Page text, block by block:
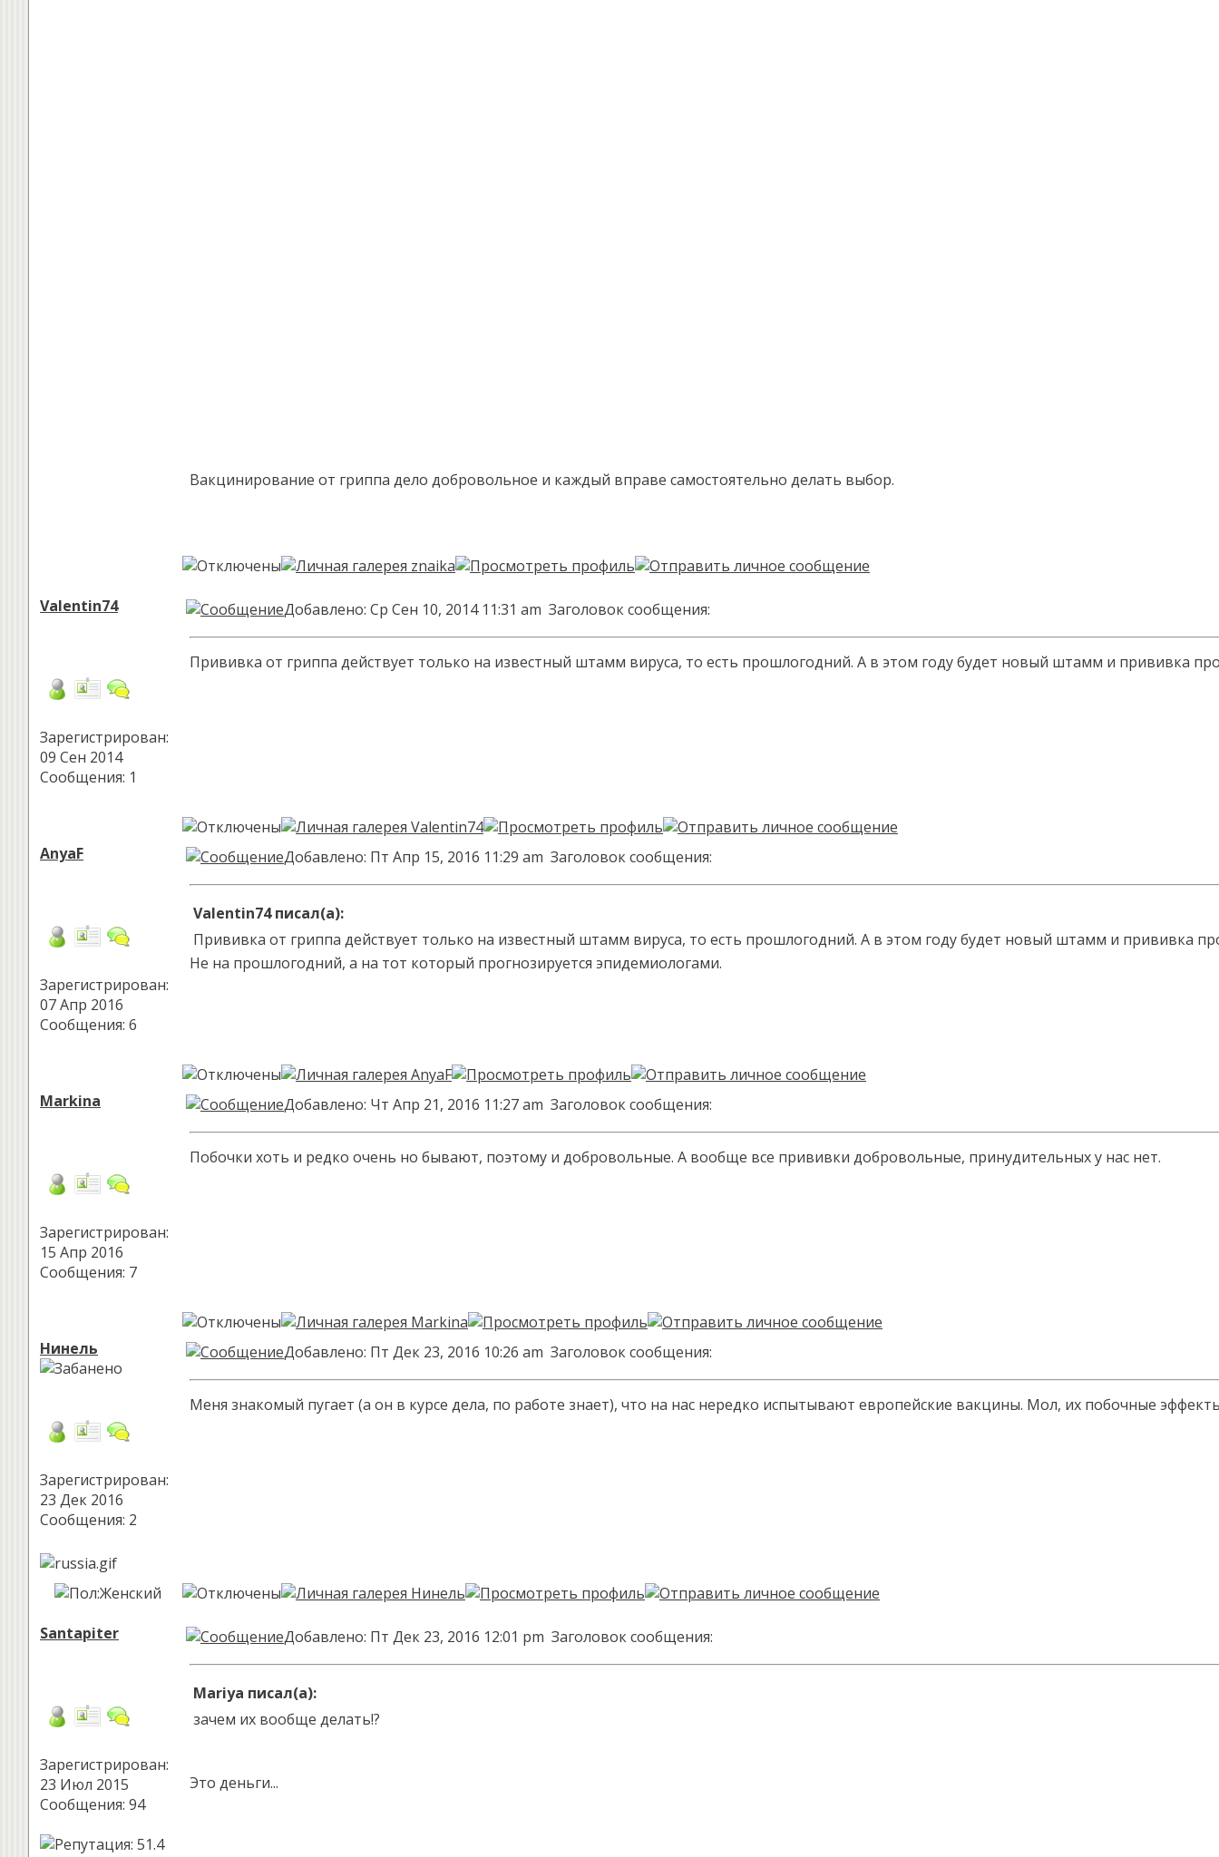
Вакцинирование от гриппа дело добровольное и каждый вправе самостоятельно делать выбор.
Valentin74
Зарегистрирован:
09 Сен 2014
Сообщения: 1
Добавлено: Ср Сен 10, 2014 11:31 am Заголовок сообщения:
Прививка от гриппа действует только на известный штамм вируса, то есть прошлогодний. А в этом году будет новый штамм и прививка
AnyaF
Зарегистрирован:
07 Апр 2016
Сообщения: 6
Добавлено: Пт Апр 15, 2016 11:29 am Заголовок сообщения:
Valentin74 писал(а):
Прививка от гриппа действует только на известный штамм вируса, то есть прошлогодний. А в этом году будет новый штамм и прививка
Не на прошлогодний, а на тот который прогнозируется эпидемиологами.
Markina
Зарегистрирован:
15 Апр 2016
Сообщения: 7
Добавлено: Чт Апр 21, 2016 11:27 am Заголовок сообщения:
Побочки хоть и редко очень но бывают, поэтому и добровольные. А вообще все прививки добровольные, принудительных у нас нет.
Нинель
Зарегистрирован:
23 Дек 2016
Сообщения: 2
Добавлено: Пт Дек 23, 2016 10:26 am Заголовок сообщения:
Меня знакомый пугает (а он в курсе дела, по работе знает), что на нас нередко испытывают европейские вакцины. Мол, их побочные
Santapiter
Зарегистрирован:
23 Июл 2015
Сообщения: 94
Добавлено: Пт Дек 23, 2016 12:01 pm Заголовок сообщения:
Mariya писал(а):
зачем их вообще делать!?
Это деньги...